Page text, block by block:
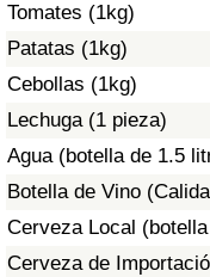
Tomates (1kg)
Patatas (1kg)
Cebollas (1kg)
Lechuga (1 pieza)
Agua (botella de 1.5
Botella de Vino
Cerveza Local
Cerveza de
Índice de
Índice de
Tráfico
Índice de Tráfico
Índice de Tráfico